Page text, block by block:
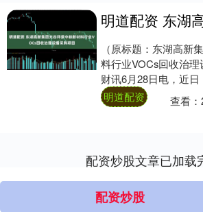
（原标题：东湖高新
料行业VOCs回收治
财讯6月28日电，近
集团旗下武汉光谷环
（简....
明道配资 查看：
配资炒股文章已加载
配资炒股